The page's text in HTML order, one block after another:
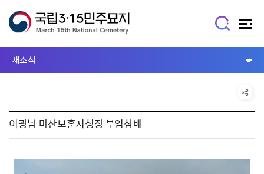
새소식
이광남 마산보훈지청장 부임참배